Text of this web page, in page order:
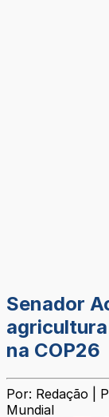
Senador
na COP26
Por: Redação |
Mundial